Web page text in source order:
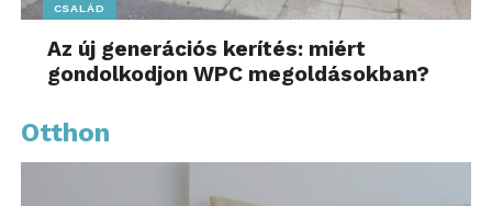
CSALÁD
Az új generációs kerítés: miért
gondolkodjon WPC megoldásokban?
Otthon